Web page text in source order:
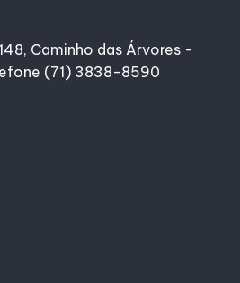
Caminho das Árvores -
(71) 3838-8590